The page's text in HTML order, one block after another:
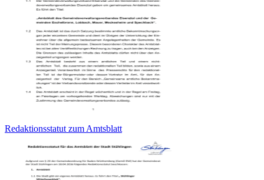
Redaktionsstatut zum Amtsblatt